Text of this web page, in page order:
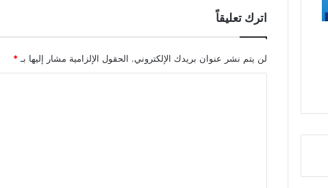
اترك تعليقاً
لن يتم نشر عنوان بريدك الإلكتروني. الحقول الإلزامية مشار إليها بـ*